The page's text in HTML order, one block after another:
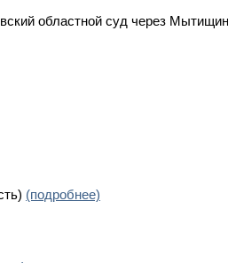
областной суд через
(подробнее)